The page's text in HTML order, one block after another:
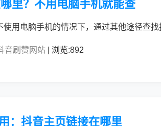
里？不用电脑手机就能查
用电脑手机的情况下，通过其他途径查
音刷赞网站 | 浏览:892
：抖音主页链接在哪里